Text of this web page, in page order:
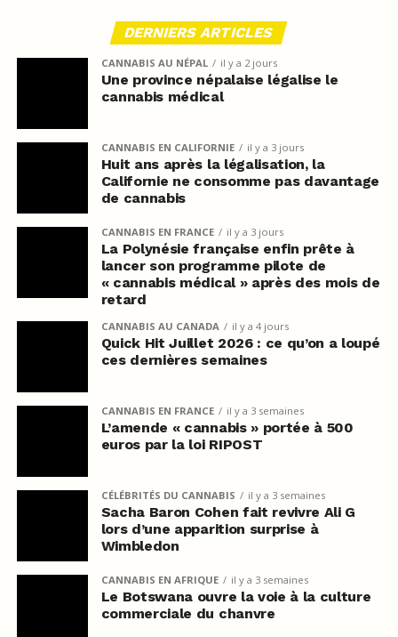
DERNIERS ARTICLES
CANNABIS AU NÉPAL il y a 2 jours
Une province népalaise légalise le
cannabis médical
CANNABIS EN CALIFORNIE il y a 3 jours
Huit ans après la légalisation, la
Californie ne consomme pas davantage
de cannabis
CANNABIS EN FRANCE il y a 3 jours
La Polynésie française enfin prête à
lancer son programme pilote de
« cannabis médical » après des mois de
retard
CANNABIS AU CANADA il y a 4 jours
Quick Hit Juillet 2026 : ce qu’on a loupé
ces dernières semaines
CANNABIS EN FRANCE il y a 3 semaines
L’amende « cannabis » portée à 500
euros par la loi RIPOST
CÉLÉBRITÉS DU CANNABIS il y a 3 semaines
Sacha Baron Cohen fait revivre Ali G
lors d’une apparition surprise à
Wimbledon
CANNABIS EN AFRIQUE il y a 3 semaines
Le Botswana ouvre la voie à la culture
commerciale du chanvre